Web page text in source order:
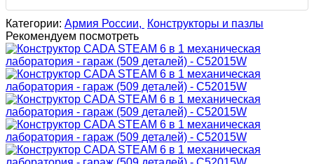
Категории: Армия России,
Конструкторы и пазлы
Рекомендуем посмотреть